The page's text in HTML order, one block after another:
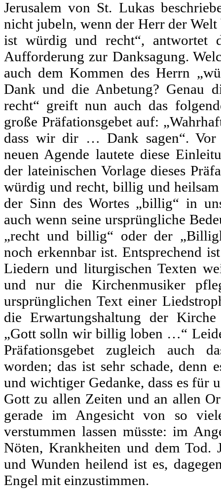
Jerusalem von St. Lukas
nicht jubeln, wenn der Herr der
ist würdig und recht“, antwortet
Aufforderung zur Danksagung.
auch dem Kommen des Herrn
Dank und die Anbetung? Genau
recht“ greift nun auch das
große Präfationsgebet auf:
dass wir dir … Dank sagen“. Vor
neuen Agende lautete diese
der lateinischen Vorlage dieses
würdig und recht, billig und
der Sinn des Wortes „billig“ in
auch wenn seine ursprüngliche
„recht und billig“ oder der
noch erkennbar ist. Entsprechend
Liedern und liturgischen Texten
und nur die Kirchenmusiker
ursprünglichen Text einer
die Erwartungshaltung der
„Gott solln wir billig loben …“
Präfationsgebet zugleich auch
worden; das ist sehr schade, denn
und wichtiger Gedanke, dass es für
Gott zu allen Zeiten und an allen
gerade im Angesicht von so
verstummen lassen müsste: im
Nöten, Krankheiten und dem Tod.
und Wunden heilend ist es,
Engel mit einzustimmen.